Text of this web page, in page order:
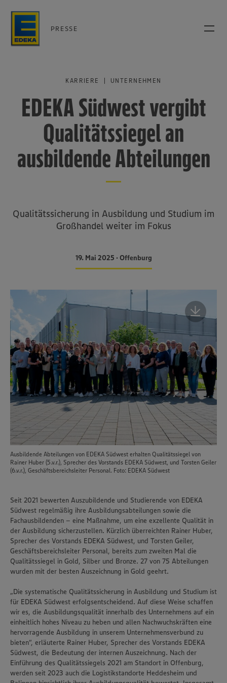
PRESSE
KARRIERE | UNTERNEHMEN
EDEKA Südwest vergibt
Qualitätssiegel an
ausbildende Abteilungen
Qualitätssicherung in Ausbildung und Studium im
Großhandel weiter im Fokus
19. Mai 2025 • Offenburg
Ausbildende Abteilungen von EDEKA Südwest erhalten Qualitätssiegel von
Rainer Huber (5.v.r.), Sprecher des Vorstands EDEKA Südwest, und Torsten Geiler
(6.v.r.), Geschäftsbereichsleiter Personal. Foto: EDEKA Südwest
Seit 2021 bewerten Auszubildende und Studierende von EDEKA
Südwest regelmäßig ihre Ausbildungsabteilungen sowie die
Fachausbildenden – eine Maßnahme, um eine exzellente Qualität in
der Ausbildung sicherzustellen. Kürzlich überreichten Rainer Huber,
Sprecher des Vorstands EDEKA Südwest, und Torsten Geiler,
Geschäftsbereichsleiter Personal, bereits zum zweiten Mal die
Qualitätssiegel in Gold, Silber und Bronze. 27 von 75 Abteilungen
wurden mit der besten Auszeichnung in Gold geehrt.
„Die systematische Qualitätssicherung in Ausbildung und Studium ist
für EDEKA Südwest erfolgsentscheidend. Auf diese Weise schaffen
wir es, die Ausbildungsqualität innerhalb des Unternehmens auf ein
einheitlich hohes Niveau zu heben und allen Nachwuchskräften eine
hervorragende Ausbildung in unserem Unternehmensverbund zu
bieten“, erläuterte Rainer Huber, Sprecher des Vorstands EDEKA
Südwest, die Bedeutung der internen Auszeichnung. Nach der
Einführung des Qualitätssiegels 2021 am Standort in Offenburg,
werden seit 2023 auch die Logistikstandorte Heddesheim und